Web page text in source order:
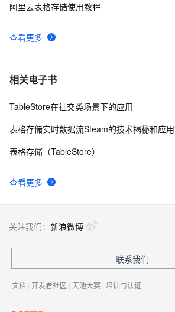
8 使用日志服务LogHub替换Kafka
9 日志服务与SIEM集成方案实战（二）：
10
查看更多
阿里云表格存储使用教程
相关电子书
查看更多
TableStore在社交类场景下的应用
表格存储实时数据流Steam的技术揭秘和应
表格存储（TableStore）
关注我们： 新浪微博
联系我们
文档 | 开发者社区 | 天池大赛 | 培训与认证